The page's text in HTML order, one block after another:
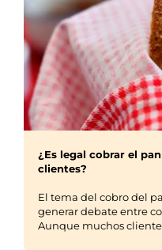
¿Es legal cobrar el
clientes?
El tema del cobro del
generar debate entre
Aunque muchos